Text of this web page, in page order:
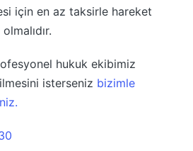
için en az taksirle hareket
hukuk ekibimiz
isterseniz bizimle